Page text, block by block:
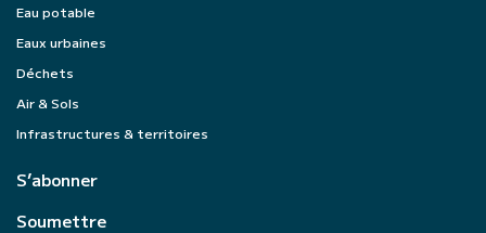
Eau potable
Eaux urbaines
Déchets
Air & Sols
Infrastructures & territoires
S’abonner
Soumettre